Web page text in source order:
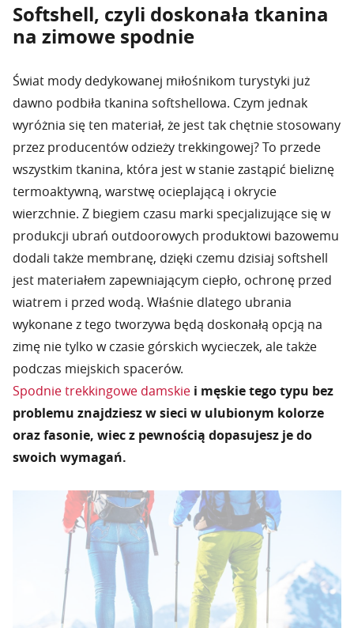
Softshell, czyli doskonała tkanina
na zimowe spodnie
Świat mody dedykowanej miłośnikom turystyki już
dawno podbiła tkanina softshellowa. Czym jednak
wyróżnia się ten materiał, że jest tak chętnie stosowany
przez producentów odzieży trekkingowej? To przede
wszystkim tkanina, która jest w stanie zastąpić bieliznę
termoaktywną, warstwę ocieplającą i okrycie
wierzchnie. Z biegiem czasu marki specjalizujące się w
produkcji ubrań outdoorowych produktowi bazowemu
dodali także membranę, dzięki czemu dzisiaj softshell
jest materiałem zapewniającym ciepło, ochronę przed
wiatrem i przed wodą. Właśnie dlatego ubrania
wykonane z tego tworzywa będą doskonałą opcją na
zimę nie tylko w czasie górskich wycieczek, ale także
podczas miejskich spacerów.
Spodnie trekkingowe damskie i męskie tego typu bez
problemu znajdziesz w sieci w ulubionym kolorze
oraz fasonie, wiec z pewnością dopasujesz je do
swoich wymagań.